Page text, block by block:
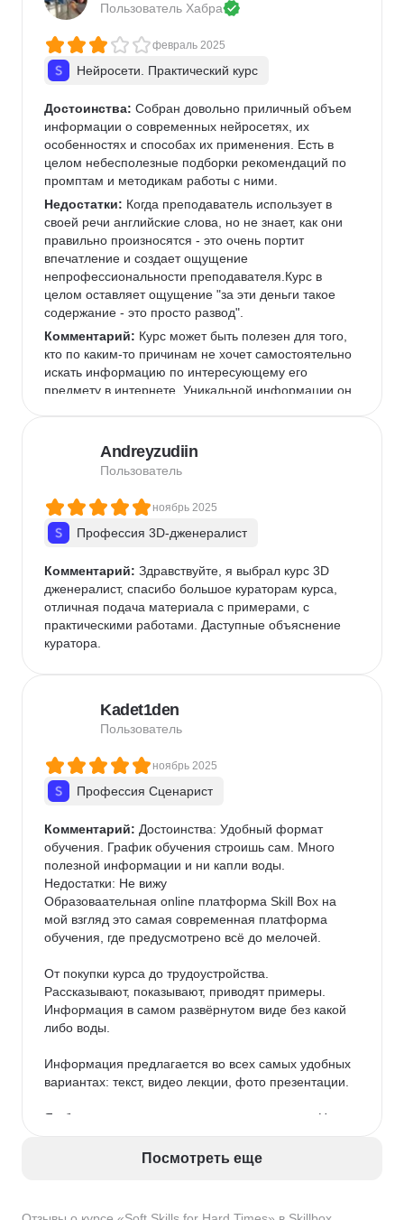
Пользователь Хабра
февраль 2025
Нейросети. Практический курс
Достоинства: Собран довольно приличный объем
информации о современных нейросетях, их
особенностях и способах их применения. Есть в
целом небесполезные подборки рекомендаций по
промптам и методикам работы с ними.
Недостатки: Когда преподаватель использует в
своей речи английские слова, но не знает, как они
правильно произносятся - это очень портит
впечатление и создает ощущение
непрофессиональности преподавателя.Курс в
целом оставляет ощущение "за эти деньги такое
содержание - это просто развод".
Комментарий: Курс может быть полезен для того,
кто по каким-то причинам не хочет самостоятельно
искать информацию по интересующему его
предмету в интернете. Уникальной информации он
через призму восприятия авторов.Таких денег
однозначно не стоит.
Andreyzudiin
Пользователь
ноябрь 2025
Профессия 3D-дженералист
Комментарий: Здравствуйте, я выбрал курс 3D
дженералист, спасибо большое кураторам курса,
отличная подача материала с примерами, с
практическими работами. Даступные объяснение
куратора.
Kadet1den
Пользователь
ноябрь 2025
Профессия Сценарист
Комментарий: Достоинства: Удобный формат
обучения. График обучения строишь сам. Много
полезной информации и ни капли воды.
Недостатки: Не вижу
Образоваательная online платформа Skill Box на
мой взгляд это самая современная платформа
обучения, где предусмотрено всё до мелочей.
От покупки курса до трудоустройства.
Рассказывают, показывают, приводят примеры.
Информация в самом развёрнутом виде без какой
либо воды.
Информация предлагается во всех самых удобных
вариантах: текст, видео лекции, фото презентации.
Я обучаюсь на курсе сценарного мастерства. На
лекции, презентации, а также текстовый формат.
Посмотреть еще